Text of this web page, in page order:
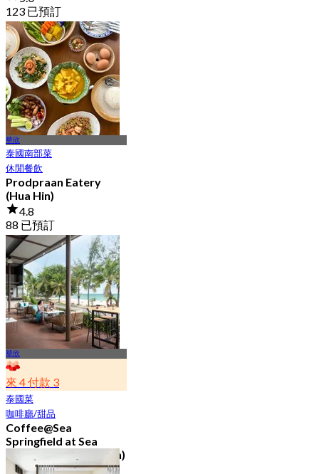
123 已預訂
起฿ 472.5
華欣
泰國南部菜
休閒餐飲
Prodpraan Eatery
(Hua Hin)
4.8
88 已預訂
起฿ 422.5
華欣
來 4 付款 3
泰國菜
咖啡廳/甜品
Coffee@Sea
Springfield at Sea
Resort & Spa (Hua Hin)
4.9